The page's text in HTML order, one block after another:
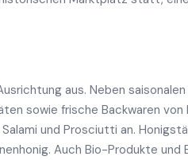
aus. Neben
sowie frische Backwaren von
und Prosciutti an.
Auch Bio-Produkte und